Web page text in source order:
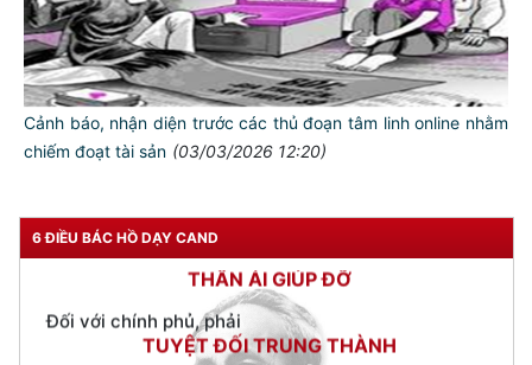
Cảnh báo, nhận diện trước các thủ đoạn tâm linh online nhằm
chiếm đoạt tài sản (03/03/2026 12:20)
6 ĐIỀU BÁC HỒ DẠY CAND
TƯ CÁCH
NGƯỜI CÔNG AN CÁCH MỆNH LÀ:
Đối với tự mình, phải
CẦN, KIỆM, LIÊM, CHÍNH
Đối với chính phủ, phải
TUYỆT ĐỐI TRUNG THÀNH
Đối với nhân dân, phải
KÍNH TRỌNG LỄ PHÉP